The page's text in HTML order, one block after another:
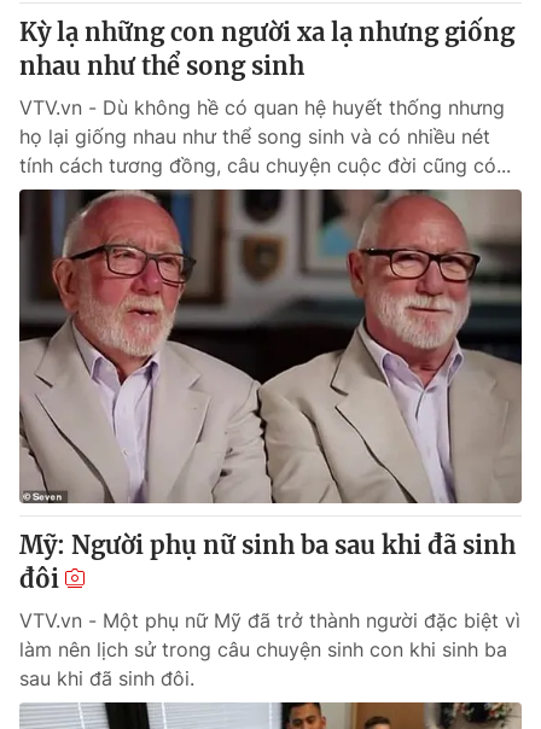
Kỳ lạ những con người xa lạ nhưng giống
nhau như thể song sinh
VTV.vn - Dù không hề có quan hệ huyết thống nhưng
họ lại giống nhau như thể song sinh và có nhiều nét
tính cách tương đồng, câu chuyện cuộc đời cũng có...
Mỹ: Người phụ nữ sinh ba sau khi đã sinh
đôi
VTV.vn - Một phụ nữ Mỹ đã trở thành người đặc biệt vì
làm nên lịch sử trong câu chuyện sinh con khi sinh ba
sau khi đã sinh đôi.